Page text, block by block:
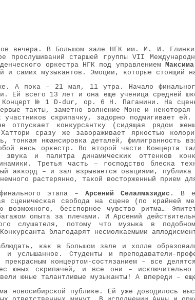
вечера. В Большом зале НГК им. М. И. Глинки
прослушиваний старшей группы VII
оркестра НГК под управлением
и самих музыкантов. Эмоции, которые
А пока – 21 мая, 11 утра. Начало
Ей всего 13 лет и она еще ученица средней
Концерт № 1 D-dur, ор. 6 Н. Паганини. На
такты, заметно волнение Моне и
участников скрипачку, задорно подмигивает
отпускает конкурсантку (сидящая рядом
сразу же завораживает яркостью
тонкая нюансировка деталей, филигранность
весь оркестр. Во второй части Концерта
звука и палитра динамических оттенков
Третья часть – господство блеска
аккорд – и зал взрывается овациями,
растерянно, такой восторженный прием
этапа –Арсений Селалмазидис . В
сценическая свобода на сцене (по крайней
возможного, бесспорное чувство ритма…
опыта за плечами. И Арсений
слушателя, потому что музыка в
благодарят несмолкаемыми
как в Большом зале и холле
и услышанное. Студенты и преподаватели-
прекрасным концертом-состязанием – все
юных скрипачей, и все они –
юные талантливые музыканты! А впереди –
новосибирской публике. Ей уже доводилось